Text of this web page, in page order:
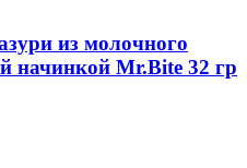
из молочного
начинкой Mr.Bite 32 гр